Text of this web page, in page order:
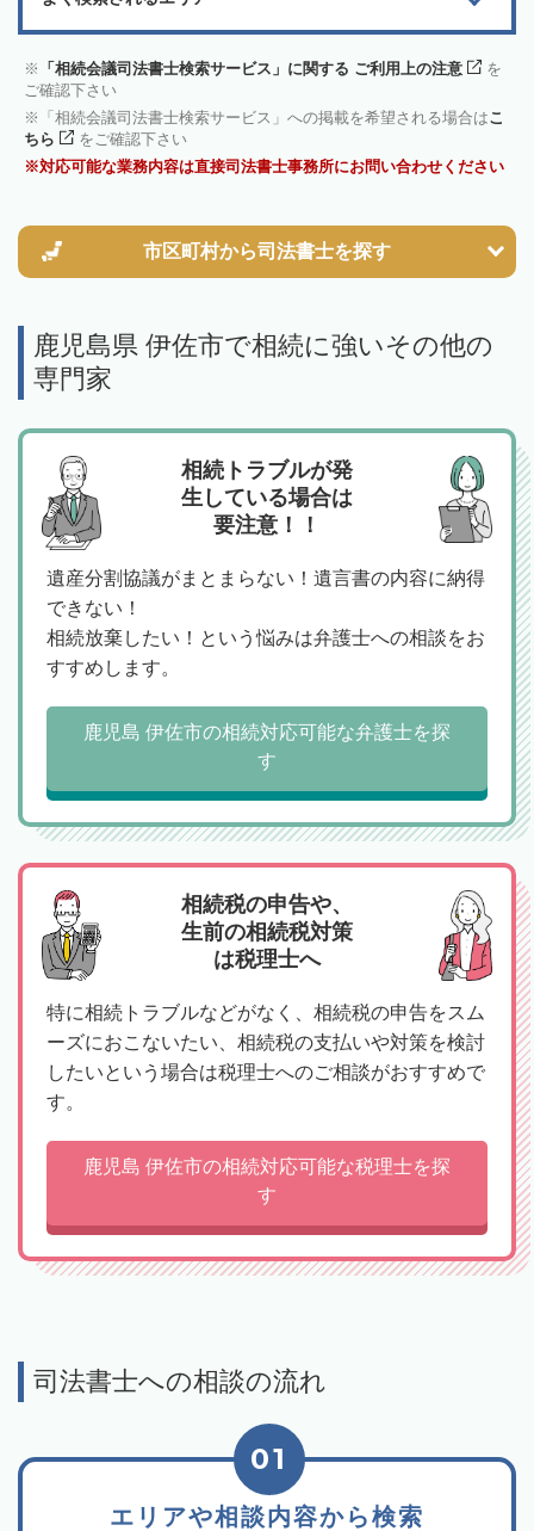
「相続会議司法書士検索サービス」に関する ご利用上の注意
を
ご確認下さい
「相続会議司法書士検索サービス」への掲載を希望される場合はこ
ちら
をご確認下さい
対応可能な業務内容は直接司法書士事務所にお問い合わせください
市区町村から司法書士を探す
鹿児島県 伊佐市で相続に強いその他の
専門家
相続トラブルが発
生している場合は
要注意！！
遺産分割協議がまとまらない！遺言書の内容に納得
できない！
相続放棄したい！という悩みは弁護士への相談をお
すすめします。
鹿児島 伊佐市の相続対応可能な弁護士を探
す
相続税の申告や、
生前の相続税対策
は税理士へ
特に相続トラブルなどがなく、相続税の申告をスム
ーズにおこないたい、相続税の支払いや対策を検討
したいという場合は税理士へのご相談がおすすめで
す。
鹿児島 伊佐市の相続対応可能な税理士を探
す
司法書士への相談の流れ
エリアや相談内容から検索
01